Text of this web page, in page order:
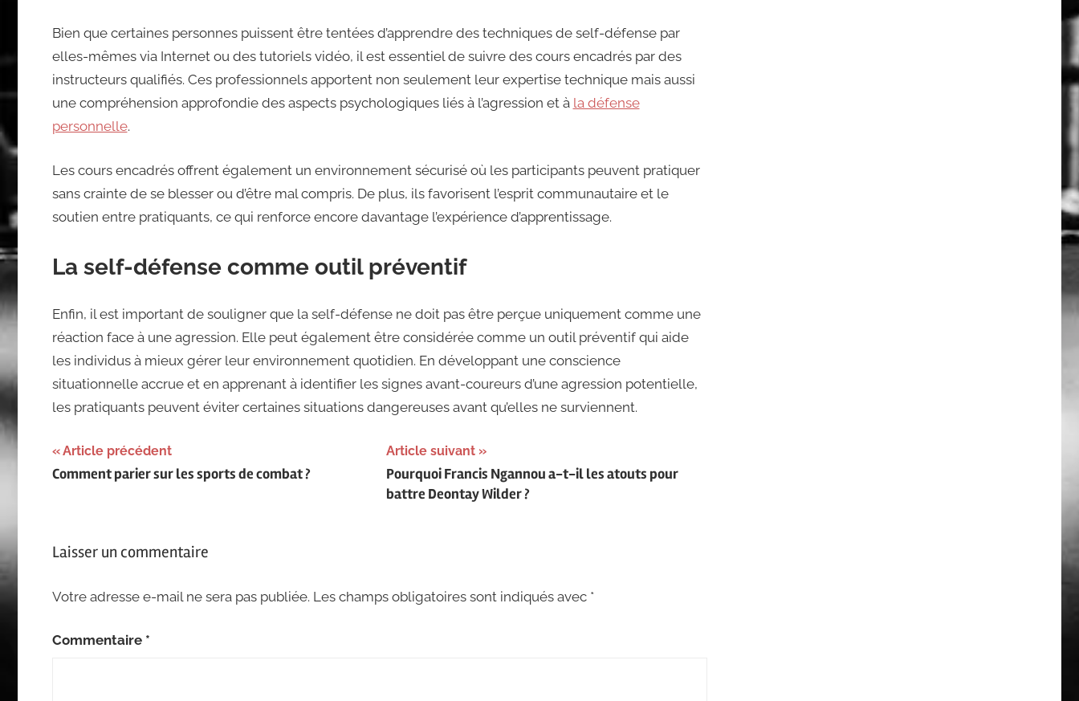
Bien que certaines personnes puissent être tentées d’apprendre des techniques de self-défense par
elles-mêmes via Internet ou des tutoriels vidéo, il est essentiel de suivre des cours encadrés par des
instructeurs qualifiés. Ces professionnels apportent non seulement leur expertise technique mais aussi
une compréhension approfondie des aspects psychologiques liés à l’agression et à la défense
personnelle.
Les cours encadrés offrent également un environnement sécurisé où les participants peuvent pratiquer
sans crainte de se blesser ou d’être mal compris. De plus, ils favorisent l’esprit communautaire et le
soutien entre pratiquants, ce qui renforce encore davantage l’expérience d’apprentissage.
La self-défense comme outil préventif
Enfin, il est important de souligner que la self-défense ne doit pas être perçue uniquement comme une
réaction face à une agression. Elle peut également être considérée comme un outil préventif qui aide
les individus à mieux gérer leur environnement quotidien. En développant une conscience
situationnelle accrue et en apprenant à identifier les signes avant-coureurs d’une agression potentielle,
les pratiquants peuvent éviter certaines situations dangereuses avant qu’elles ne surviennent.
Navigation
de
Article précédent
Comment parier sur les sports de combat ?
Article suivant
Pourquoi Francis Ngannou a-t-il les atouts pour
battre Deontay Wilder ?
Laisser un commentaire
Votre adresse e-mail ne sera pas publiée. Les champs obligatoires sont indiqués avec *
Commentaire *